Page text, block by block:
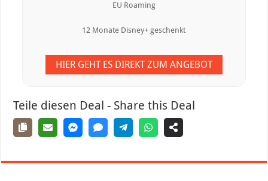
EU Roaming
12 Monate Disney+ geschenkt
HIER GEHT ES DIREKT ZUM ANGEBOT
Teile diesen Deal - Share this Deal